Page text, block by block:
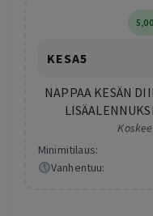
5,00
KESA5
NAPPAA KESÄN
Minimitilaus:
Vanhentuu: